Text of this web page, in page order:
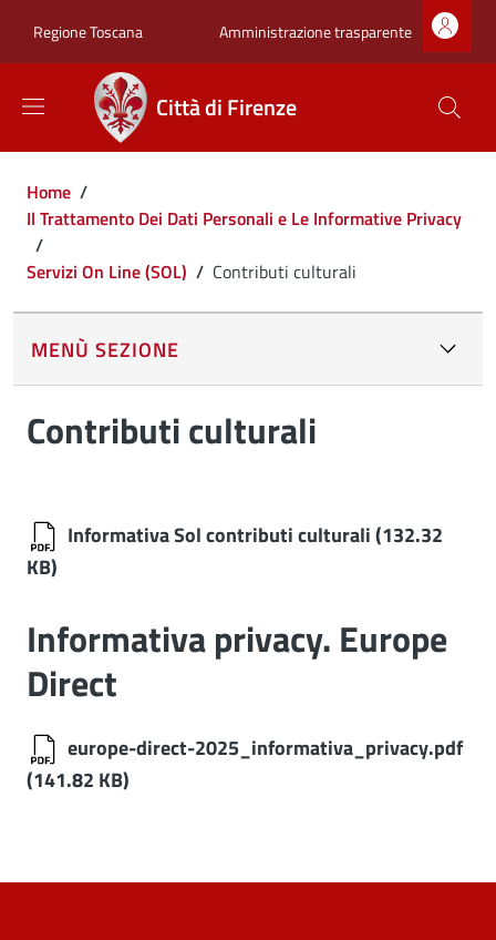
Regione Toscana Zona superiore
Amministrazione trasparente
Città di Firenze
Briciole di pane
Home /
Il Trattamento Dei Dati Personali e Le Informative Privacy
/
Servizi On Line (SOL) / Contributi culturali
MENÙ SEZIONE
Contributi culturali
Informativa Sol contributi culturali(132.32
KB)
Informativa privacy. Europe
Direct
europe-direct-2025_informativa_privacy.pdf
(141.82 KB)